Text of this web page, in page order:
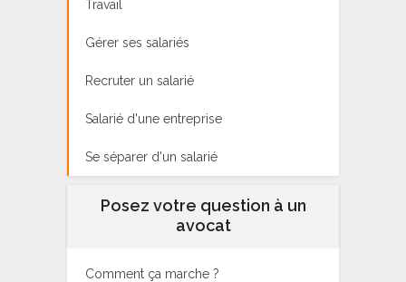
Travail
Gérer ses salariés
Recruter un salarié
Salarié d'une entreprise
Se séparer d'un salarié
Posez votre question à un
avocat
Comment ça marche ?